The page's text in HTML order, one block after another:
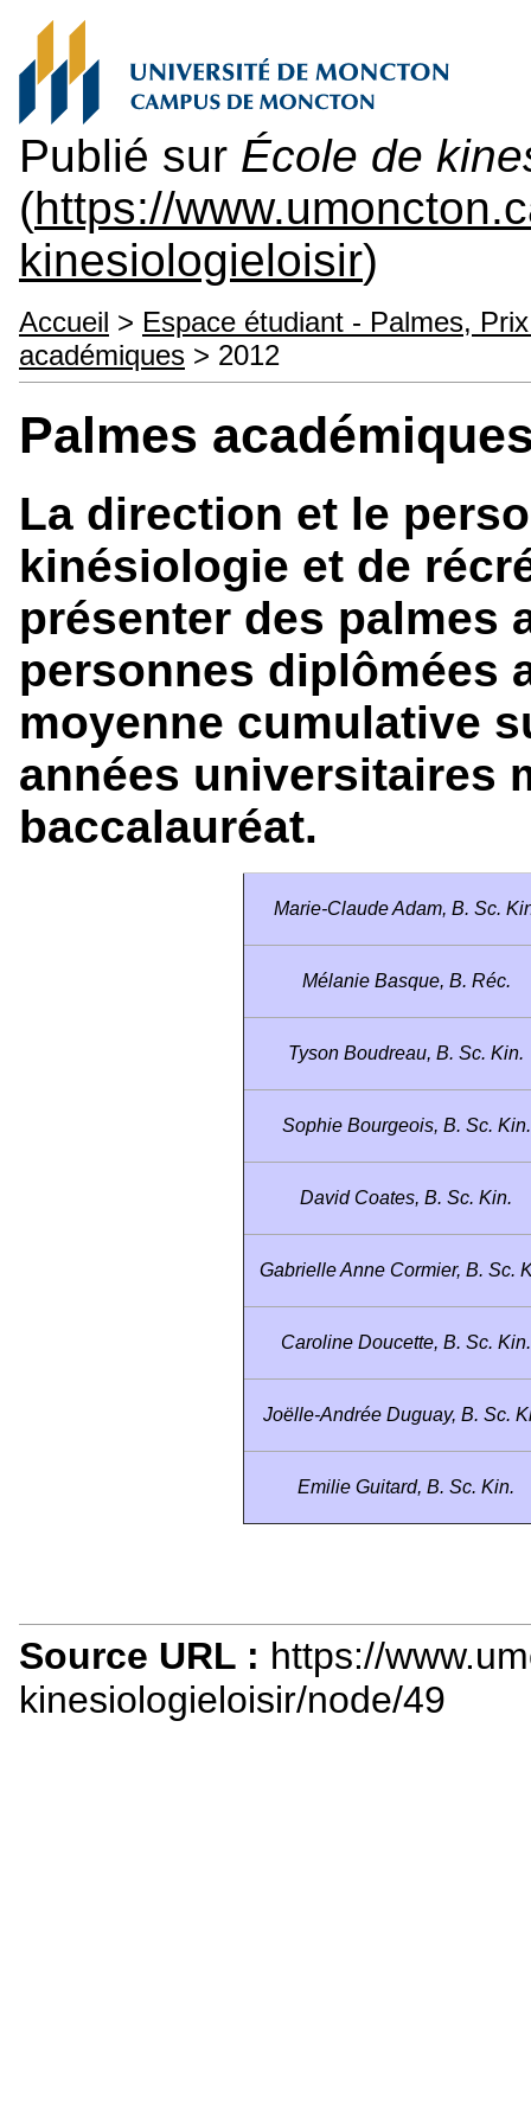
Publié sur École de
(https://
kinesiologieloisir)
Accueil > Espace étudiant - Palmes,
académiques > 2012
Palmes
La direction et le
kinésiologie et de
présenter des palmes
personnes diplômées
moyenne cumulative
années universitaires
baccalauréat.
Marie-Claude Adam, B. Sc.
Mélanie Basque, B. Réc.
Tyson Boudreau, B. Sc. Kin.
Sophie Bourgeois, B. Sc. Kin.
David Coates, B. Sc. Kin.
Gabrielle Anne Cormier, B. Sc.
Caroline Doucette, B. Sc. Kin.
Joëlle-Andrée Duguay, B. Sc.
Emilie Guitard, B. Sc. Kin.
Source URL : https://
kinesiologieloisir/node/49